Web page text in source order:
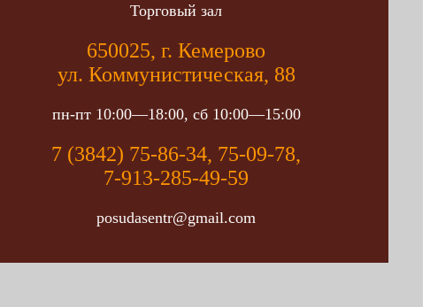
Торговый зал
650025, г. Кемерово
ул. Коммунистическая, 88
пн-пт 10:00—18:00, сб 10:00—15:00
7 (3842) 75-86-34, 75-09-78,
7-913-285-49-59
posudasentr@gmail.com